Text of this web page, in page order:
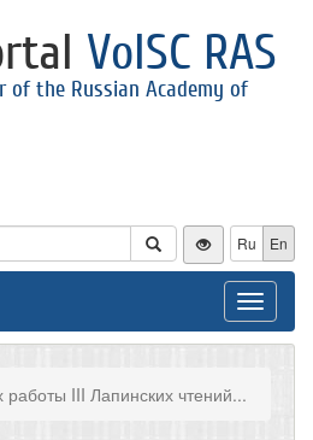
VolSC RAS
of the Russian Academy of
Ru En
Toggle
работы III Лапинских чтений...